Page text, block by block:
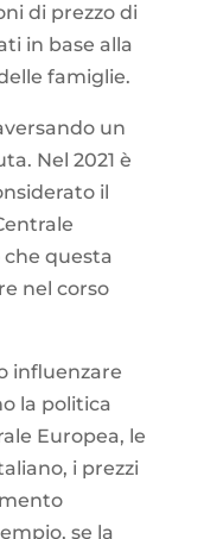
di prezzo di
in base alla
famiglie.
un
Nel 2021 è
il
questa
nel corso
influenzare
la politica
Europea, le
i prezzi
se la